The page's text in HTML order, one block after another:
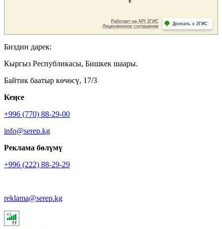
Биздин дарек:
Кыргыз Республикасы, Бишкек шаары.
Байтик баатыр көчөсү, 17/3
Кеӊсе
+996 (770) 88-29-00
info@serep.kg
Реклама бөлүмү
+996 (222) 88-29-29
reklama@serep.kg